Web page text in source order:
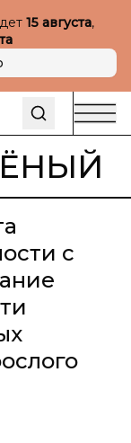
15 августа,
с